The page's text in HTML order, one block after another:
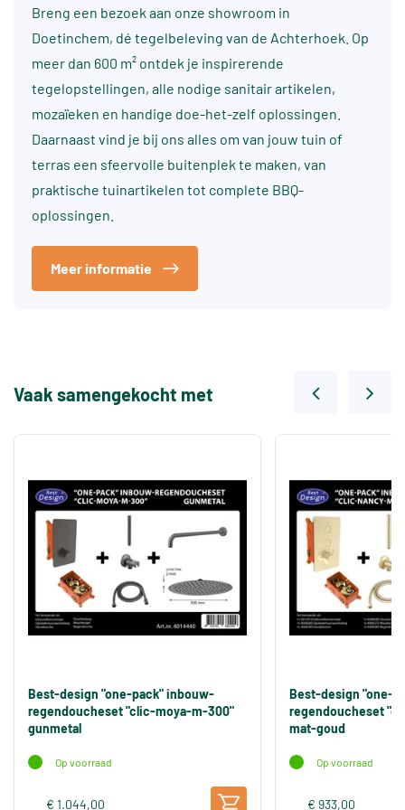
Breng een bezoek aan onze showroom in
Doetinchem, dé tegelbeleving van de Achterhoek. Op
meer dan 600 m² ontdek je inspirerende
tegelopstellingen, alle nodige sanitair artikelen,
mozaïeken en handige doe-het-zelf oplossingen.
Daarnaast vind je bij ons alles om van jouw tuin of
terras een sfeervolle buitenplek te maken, van
praktische tuinartikelen tot complete BBQ-
oplossingen.
Meer informatie
Vaak samengekocht met
Best-design "one-pack" inbouw-
regendoucheset "clic-moya-m-300"
gunmetal
Op voorraad
€ 1.044,00
Best-design "one-
regendoucheset
mat-goud
Op voorraad
€ 933,00